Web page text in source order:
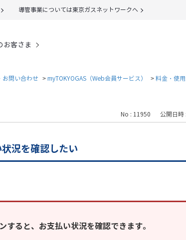
導管事業については東京ガスネットワークへ
お客さま
お問い合わせ >myTOKYOGAS（Web会員サービス） >料金・使
No : 11950 公開日
況を確認したい
すると、お支払い状況を確認できます。